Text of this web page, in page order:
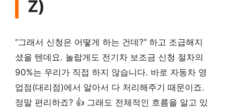
Z)
“그래서 신청은 어떻게 하는 건데?” 하고 조급해지
셨을 텐데요. 놀랍게도 전기차 보조금 신청 절차의
90%는 우리가 직접 하지 않습니다. 바로 자동차 영
업점(대리점)에서 알아서 다 처리해주기 때문이죠.
정말 편리하죠? 👍 그래도 전체적인 흐름을 알고 있